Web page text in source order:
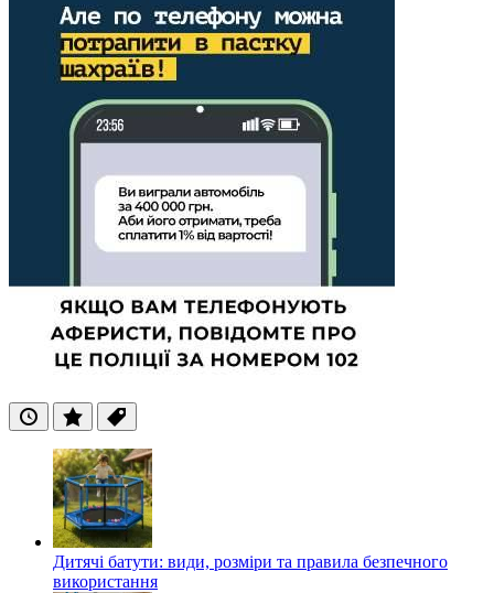
ОстанніПопулярні
Теги
Дитячі батути: види, розміри та правила безпечного
використання